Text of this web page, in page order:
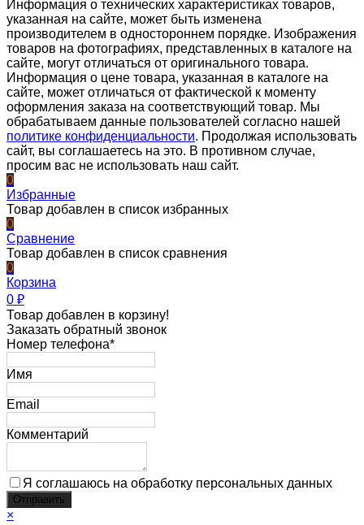
Информация о технических характеристиках товаров,
указанная на сайте, может быть изменена
производителем в одностороннем порядке. Изображения
товаров на фотографиях, представленных в каталоге на
сайте, могут отличаться от оригинального товара.
Информация о цене товара, указанная в каталоге на
сайте, может отличаться от фактической к моменту
оформления заказа на соответствующий товар. Мы
обрабатываем данные пользователей согласно нашей
политике конфиденциальности. Продолжая использовать
сайт, вы соглашаетесь на это. В противном случае,
просим вас не использовать наш сайт.
0
Избранные
Товар добавлен в список избранных
0
Сравнение
Товар добавлен в список сравнения
0
Корзина
0 ₽
Товар добавлен в корзину!
Заказать обратный звонок
Номер телефона*
Имя
Email
Комментарий
Я соглашаюсь на обработку персональных данных
×